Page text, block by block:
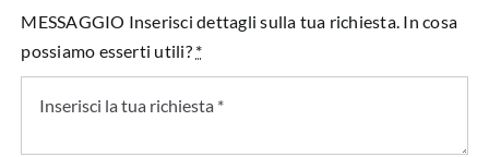
MESSAGGIO Inserisci dettagli sulla tua richiesta. In cosa
possiamo esserti utili? *